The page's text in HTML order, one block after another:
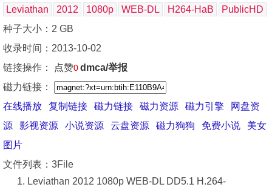
Leviathan 2012 1080p WEB-DL H264-HaB
PublicHD
种子大小：2 GB
收录时间：2013-10-02
链接操作：
点赞0dmca/举报
磁力链接：
在线播放
复制链接 磁力链接 磁力资源 磁力引擎
网盘资
源
影视资源 小说资源 云盘资源 磁力狗狗 免费小说
美女
图片
文件列表：3File
Leviathan 2012 1080p WEB-DL DD5.1 H.264-